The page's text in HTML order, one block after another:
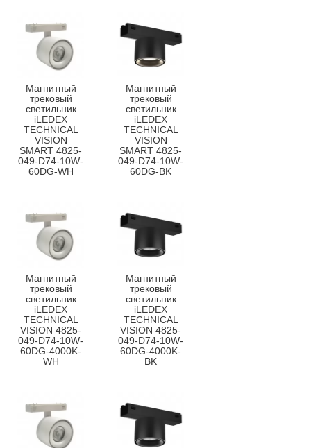
Магнитный
трековый
светильник
iLEDEX
TECHNICAL
VISION
SMART 4825-
049-D74-10W-
60DG-WH
Магнитный
трековый
светильник
iLEDEX
TECHNICAL
VISION
SMART 4825-
049-D74-10W-
60DG-BK
Магнитный
трековый
светильник
iLEDEX
TECHNICAL
VISION 4825-
049-D74-10W-
60DG-4000K-
WH
Магнитный
трековый
светильник
iLEDEX
TECHNICAL
VISION 4825-
049-D74-10W-
60DG-4000K-
BK